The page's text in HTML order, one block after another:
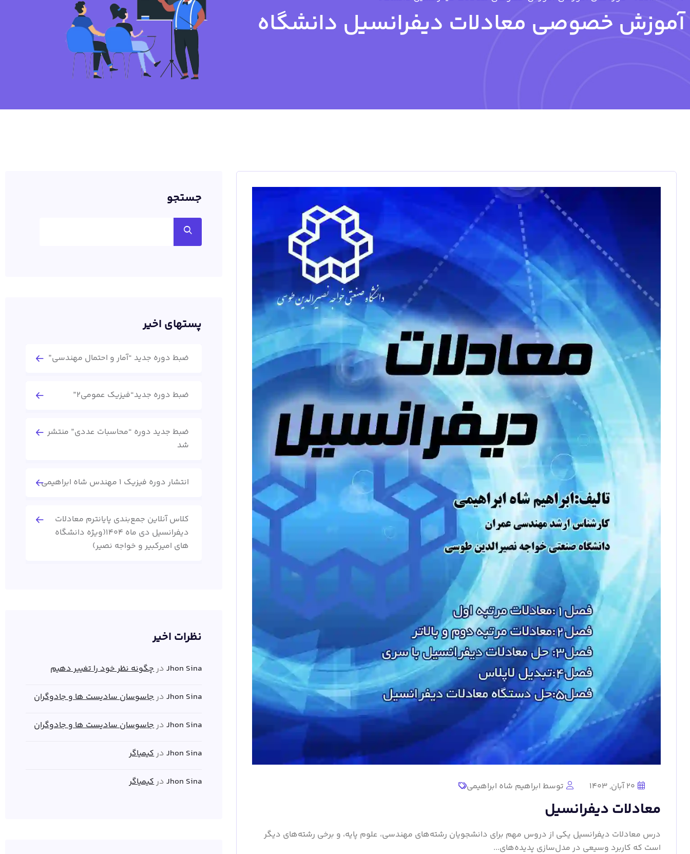
آموزش خصوصی معادلات دیفرانسیل دانشگاه
20 آبان, 1403 توسط ابراهیم شاه ابراهیمی
معادلات دیفرانسیل
درس معادلات دیفرانسیل یکی از دروس مهم برای دانشجویان رشته‌های مهندسی، علوم پایه، و برخی رشته‌های دیگر
است که کاربرد وسیعی در مدل‌سازی پدیده‌های...
جستجو
پستهای اخیر
ضبط دوره جدید “آمار و احتمال مهندسی”
ضبط دوره جدید“فیزیک عمومی2”
ضبط جدید دوره “محاسبات عددی” منتشر
شد
انتشار دوره فیزیک 1 مهندس شاه ابراهیمی
کلاس آنلاین جمع‌بندی پایانترم معادلات
دیفرانسیل دی ماه 1404(ویژه دانشگاه
های امیرکبیر و خواجه نصیر)
نظرات اخیر
Jhon Sinaدرچگونه نظر خود را تغییر دهیم
Jhon Sinaدرجاسوسان سادیست ها و جادوگران
Jhon Sinaدرجاسوسان سادیست ها و جادوگران
Jhon Sinaدرکیمیاگر
Jhon Sinaدرکیمیاگر